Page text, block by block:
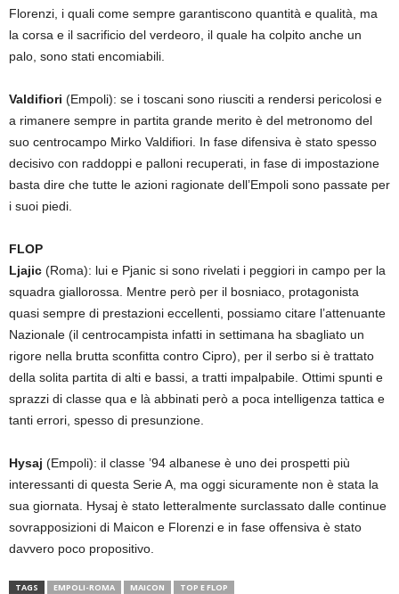
Florenzi, i quali come sempre garantiscono quantità e qualità, ma
la corsa e il sacrificio del verdeoro, il quale ha colpito anche un
palo, sono stati encomiabili.
Valdifiori (Empoli): se i toscani sono riusciti a rendersi pericolosi e
a rimanere sempre in partita grande merito è del metronomo del
suo centrocampo Mirko Valdifiori. In fase difensiva è stato spesso
decisivo con raddoppi e palloni recuperati, in fase di impostazione
basta dire che tutte le azioni ragionate dell’Empoli sono passate per
i suoi piedi.
FLOP
Ljajic (Roma): lui e Pjanic si sono rivelati i peggiori in campo per la
squadra giallorossa. Mentre però per il bosniaco, protagonista
quasi sempre di prestazioni eccellenti, possiamo citare l’attenuante
Nazionale (il centrocampista infatti in settimana ha sbagliato un
rigore nella brutta sconfitta contro Cipro), per il serbo si è trattato
della solita partita di alti e bassi, a tratti impalpabile. Ottimi spunti e
sprazzi di classe qua e là abbinati però a poca intelligenza tattica e
tanti errori, spesso di presunzione.
Hysaj (Empoli): il classe ’94 albanese è uno dei prospetti più
interessanti di questa Serie A, ma oggi sicuramente non è stata la
sua giornata. Hysaj è stato letteralmente surclassato dalle continue
sovrapposizioni di Maicon e Florenzi e in fase offensiva è stato
davvero poco propositivo.
TAGS EMPOLI-ROMA MAICON TOP E FLOP